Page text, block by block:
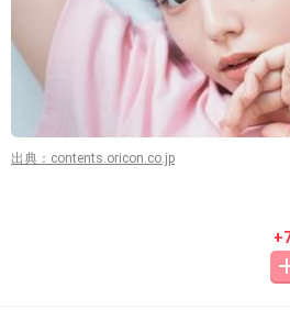
出典：contents.oricon.co.jp